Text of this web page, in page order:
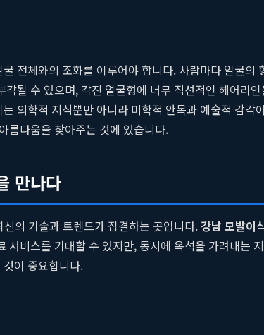
전체와의 조화를 이루어야 합니다. 사람마다 얼굴
될 수 있으며, 각진 얼굴형에 너무 직선적인 헤어라
의학적 지식뿐만 아니라 미학적 안목과 예술적 감각
름다움을 찾아주는 것에 있습니다.
만나다
의 기술과 트렌드가 집결하는 곳입니다. 강남 모발이
비스를 기대할 수 있지만, 동시에 옥석을 가려내는
이 중요합니다.